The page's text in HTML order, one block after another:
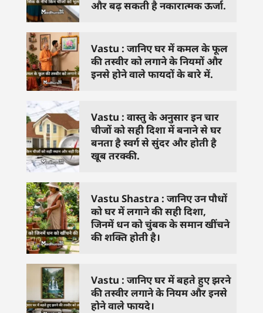
और बढ़ सकती है नकारात्मक ऊर्जा.
Vastu : जानिए घर में कमल के फूल
की तस्वीर को लगाने के नियमों और
इनसे होने वाले फायदों के बारे में.
Vastu : वास्तु के अनुसार इन चार
चीजों को सही दिशा में बनाने से घर
बनता है स्वर्ग से सुंदर और होती है
खूब तरक्की.
Vastu Shastra : जानिए उन पौधों
को घर में लगाने की सही दिशा,
जिनमें धन को चुंबक के समान खींचने
की शक्ति होती है।
Vastu : जानिए घर में बहते हुए झरने
की तस्वीर लगाने के नियम और इनसे
होने वाले फायदे।